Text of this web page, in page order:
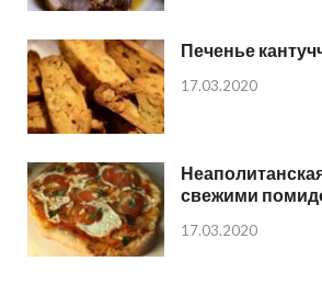
Печенье
17.03.2020
свежими
17.03.2020